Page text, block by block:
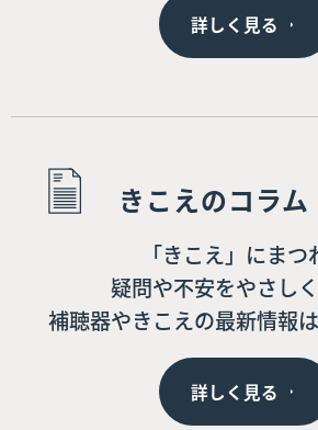
詳しく見る
きこえのコラム
「きこえ」にまつ
疑問や不安をやさしく
補聴器やきこえの最新情報
詳しく見る